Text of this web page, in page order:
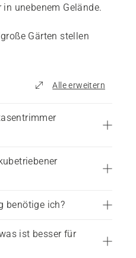
unebenem Gelände.
Gärten stellen
und das Entfernen
erkunden möchten,
für verschiedene
Alle erweitern
benötige ich?
ist besser für